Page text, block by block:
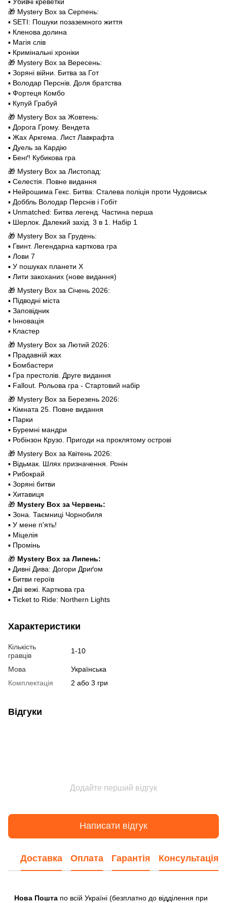
🎁 Mystery Box за Серпень:
▪️ SETI: Пошуки позаземного життя
▪️ Кленова долина
▪️ Магія слів
▪️ Кримінальні хроніки
🎁 Mystery Box за Вересень:
▪️ Зоряні війни. Битва за Гот
▪️ Володар Перснів. Доля братства
▪️ Фортеця Комбо
▪️ Купуй Грабуй
🎁 Mystery Box за Жовтень:
▪️ Дорога Грому. Вендета
▪️ Жах Аркгема. Лист Лавкрафта
▪️ Дуель за Кардію
▪️ Бенґ! Кубикова гра
🎁 Mystery Box за Листопад:
▪️ Селестія. Повне видання
▪️ Нейрошима Гекс. Битва: Сталева поліція проти Чудовиськ
▪️ Доббль Володар Перснів і Гобіт
▪️ Unmatched: Битва легенд. Частина перша
▪️ Шерлок. Далекий захід. 3 в 1. Набір 1
🎁 Mystery Box за Грудень:
▪️ Гвинт. Легендарна карткова гра
▪️ Лови 7
▪️ У пошуках планети X
▪️ Лити закоханих (нове видання)
🎁 Mystery Box за Cічень 2026:
▪️ Підводні міста
▪️ Заповідник
▪️ Інновація
▪️ Кластер
🎁 Mystery Box за Лютий 2026:
▪️ Прадавній жах
▪️ Бомбастери
▪️ Гра престолів. Друге видання
▪️ Fallout. Рольова гра - Стартовий набір
🎁 Mystery Box за Березень 2026:
▪️ Кімната 25. Повне видання
▪️ Парки
▪️ Буремні мандри
▪️ Робінзон Крузо. Пригоди на проклятому острові
🎁 Mystery Box за Квітень 2026:
▪️ Відьмак. Шлях призначення. Ронін
▪️ Рибокрай
▪️ Зоряні битви
▪️ Хитавиця
🎁 Mystery Box за Червень:
▪️ Зона. Таємниці Чорнобиля
▪️ У мене п'ять!
▪️ Міцелія
▪️ Промінь
🎁 Mystery Box за Липень:
▪️ Дивні Дива: Догори Дриґом
▪️ Битви героїв
▪️ Дві вежі. Карткова гра
▪️ Ticket to Ride: Northern Lights
Характеристики
Кількість
гравців
1-10
Мова
Українська
Комплектація
2 або 3 гри
Відгуки
Додайте перший відгук
Написати відгук
Доставка Оплата Гарантія Консультація
Нова Пошта по всій Україні (безплатно до відділення при